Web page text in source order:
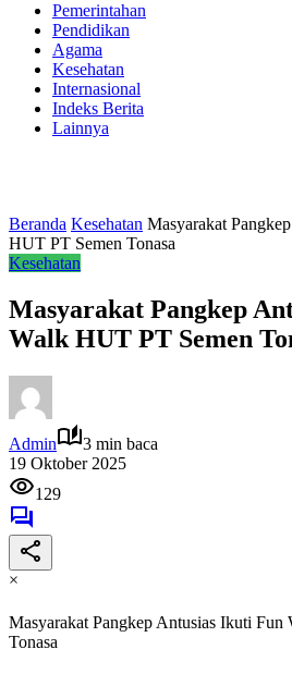
Pemerintahan
Pendidikan
Agama
Kesehatan
Internasional
Indeks Berita
Lainnya
Beranda Kesehatan Masyarakat
HUT PT Semen Tonasa
Kesehatan
Masyarakat Pangkep
Walk HUT PT Semen
Admin
3 min baca
19 Oktober 2025
129
×
Masyarakat Pangkep Antusias Ikuti
Tonasa